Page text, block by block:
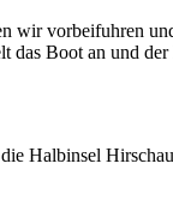
vorbeifuhren
Boot an und
Halbinsel